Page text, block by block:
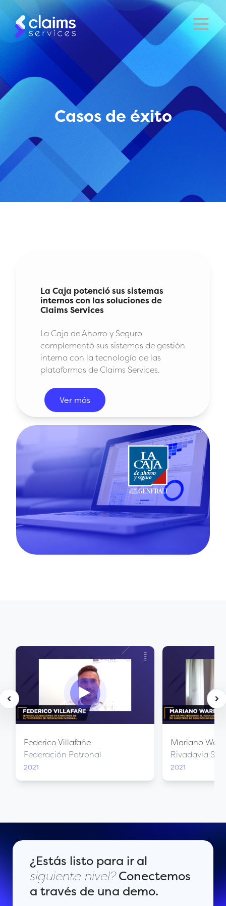
Casos de éxito
La Caja potenció sus sistemas
internos con las soluciones de
Claims Services
La Caja de Ahorro y Seguro
complementó sus sistemas de gestión
interna con la tecnología de las
plataformas de Claims Services.
Ver más
Federico Villafañe
Federación Patronal
2021
Mariano
Rivadavia
2021
¿Estás listo para ir al
siguiente nivel?Conectemos
a través de una demo.